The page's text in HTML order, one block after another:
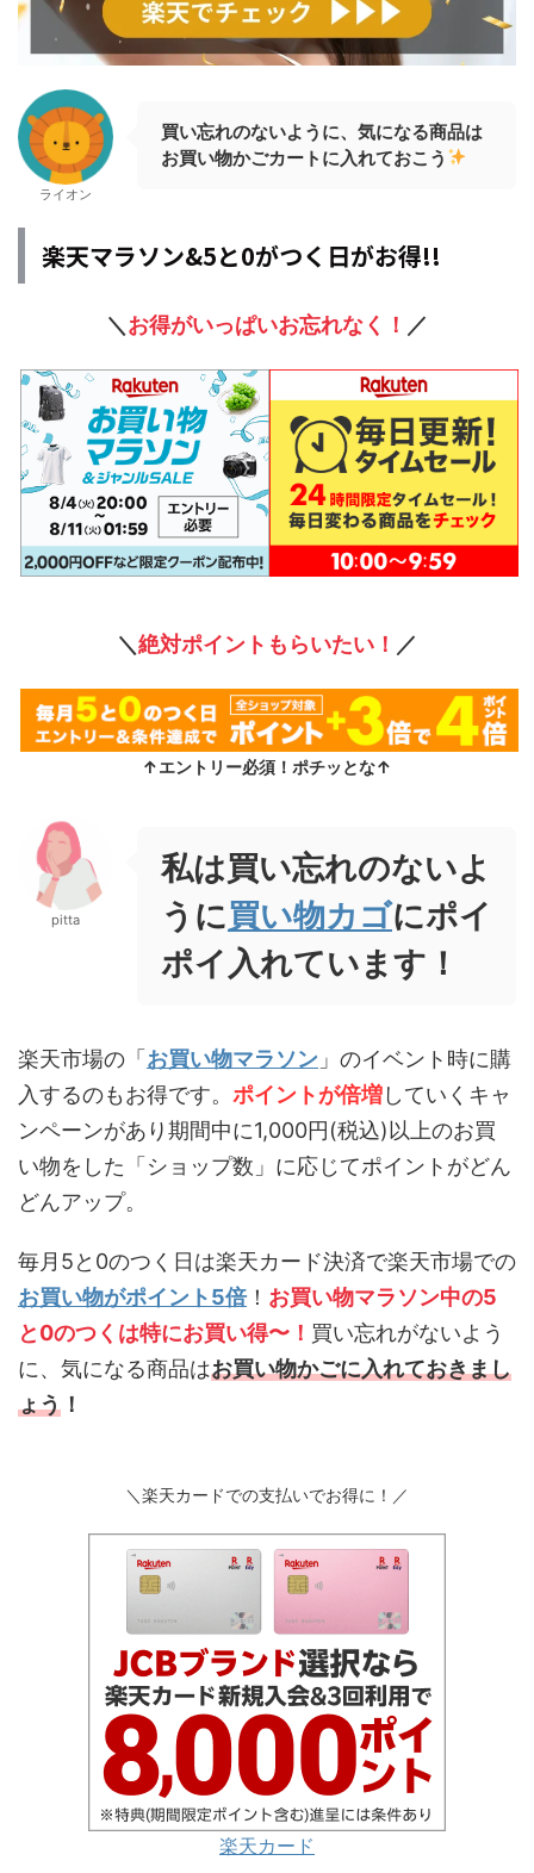
ライオン
買い忘れのないように、気になる商品は
お買い物かごカートに入れておこう
楽天マラソン&5と0がつく日がお得!!
＼ お得がいっぱいお忘れなく！ ／
＼絶対ポイントもらいたい！ ／
↑エントリー必須！ポチッとな↑
pitta
私は買い忘れのないよ
うに買い物カゴにポイ
ポイ入れています！
楽天市場の「 お買い物マラソン 」のイベント時に購
入するのもお得です。 ポイントが倍増していくキャ
ンペーンがあり期間中に1,000円(税込)以上のお買
い物をした「ショップ数」に応じてポイントがどん
どんアップ。
毎月5と0のつく日は楽天カード決済で楽天市場での
お買い物がポイント5倍 ！ お買い物マラソン中の5
と0のつくは特にお買い得〜！ 買い忘れがないよう
に、気になる商品はお買い物かごに入れておきまし
ょう ！
＼楽天カードでの支払いでお得に！／
楽天カード